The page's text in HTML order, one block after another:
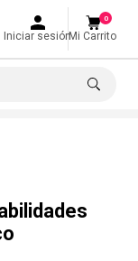
Iniciar sesiónMi Carrito
0